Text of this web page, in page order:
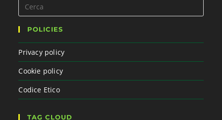
POLICIES
Privacy policy
Cookie policy
Codice Etico
TAG CLOUD